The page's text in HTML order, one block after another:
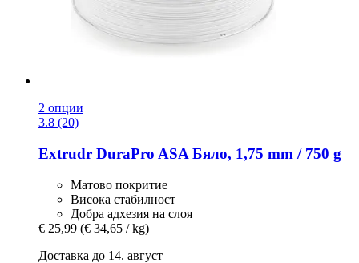
2 опции
3.8 (20)
Extrudr DuraPro ASA Бяло, 1,75 mm / 750 g
Матово покритие
Висока стабилност
Добра адхезия на слоя
€ 25,99 (€ 34,65 / kg)
Доставка до 14. август